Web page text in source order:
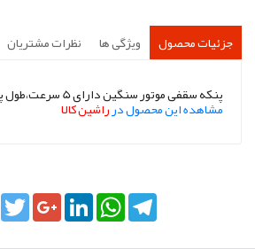
جزئیات محصول ویژگی ها نظرات مشتریان
پنکه سقفی موتور سنگین دارای 5 سرعت،طول پره 140سانتیمتر
مشاهده این محصول درراشین کالا
FacebookTwitterGoogle+LinkedInWhatsApp